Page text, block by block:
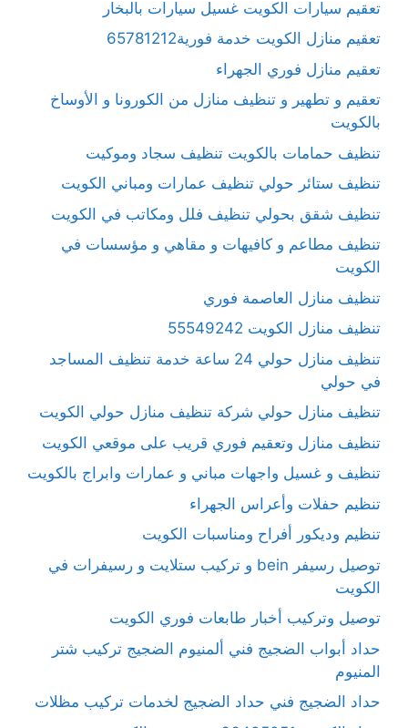
تعقيم سيارات الكويت غسيل سيارات بالبخار
تعقيم منازل الكويت خدمة فورية65781212
تعقيم منازل فوري الجهراء
تعقيم و تطهير و تنظيف منازل من الكورونا و الأوساخ
بالكويت
تنظيف حمامات بالكويت تنظيف سجاد وموكيت
تنظيف ستائر حولي تنظيف عمارات ومباني الكويت
تنظيف شقق بحولي تنظيف فلل ومكاتب في الكويت
تنظيف مطاعم و كافيهات و مقاهي و مؤسسات في
الكويت
تنظيف منازل العاصمة فوري
تنظيف منازل الكويت 55549242
تنظيف منازل حولي 24 ساعة خدمة تنظيف المساجد
في حولي
تنظيف منازل حولي شركة تنظيف منازل حولي الكويت
تنظيف منازل وتعقيم فوري قريب على موقعي الكويت
تنظيف و غسيل واجهات مباني و عمارات وابراج بالكويت
تنظيم حفلات وأعراس الجهراء
تنظيم وديكور أفراح ومناسبات الكويت
توصيل رسيفر bein و تركيب ستلايت و رسيفرات في
الكويت
توصيل وتركيب أخبار طابعات فوري الكويت
حداد أبواب الضجيج فني ألمنيوم الضجيج تركيب شتر
المنيوم
حداد الضجيج فني حداد الضجيج لخدمات تركيب مظلات